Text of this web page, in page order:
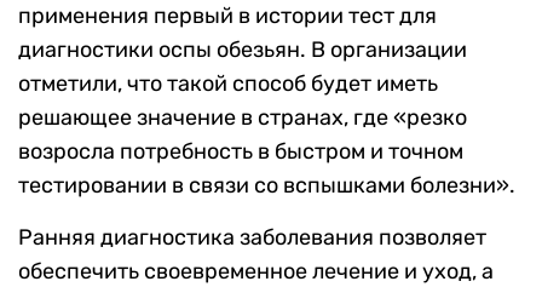
применения первый в истории тест для
диагностики оспы обезьян. В организации
отметили, что такой способ будет иметь
решающее значение в странах, где «резко
возросла потребность в быстром и точном
тестировании в связи со вспышками болезни».
Ранняя диагностика заболевания позволяет
обеспечить своевременное лечение и уход, а